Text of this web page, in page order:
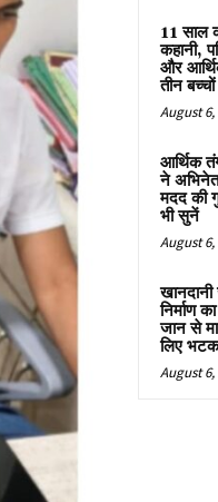
11 साल
कहानी,
और
तीन
August 6,
आर्थिक
ने
मदद की
भी सुनें
August 6,
निर्माण
जान से
लिए भटक
August 6,